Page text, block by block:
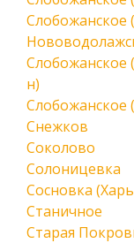
Слобожанское
Слобожанское
н)
Слобожанское
Снежков
Соколово
Солоницевка
Сосновка
Станичное
Старая